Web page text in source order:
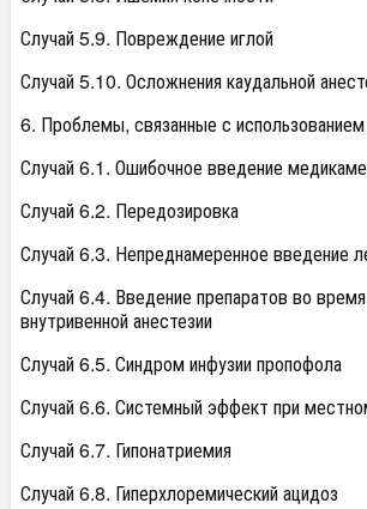
Случай 5.9. Повреждение иглой
Случай 5.10. Осложнения каудальной
6. Проблемы, связанные с
Случай 6.1. Ошибочное введение
Случай 6.2. Передозировка
Случай 6.3. Непреднамеренное введение
Случай 6.4. Введение препаратов во
внутривенной анестезии
Случай 6.5. Синдром инфузии пропофола
Случай 6.6. Системный эффект при
Случай 6.7. Гипонатриемия
Случай 6.8. Гиперхлоремический ацидоз